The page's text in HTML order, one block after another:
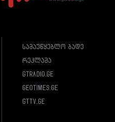
სამაუწყებლო ბადე
რეკლამა
gtradio.ge
geotimes.ge
gttv.ge